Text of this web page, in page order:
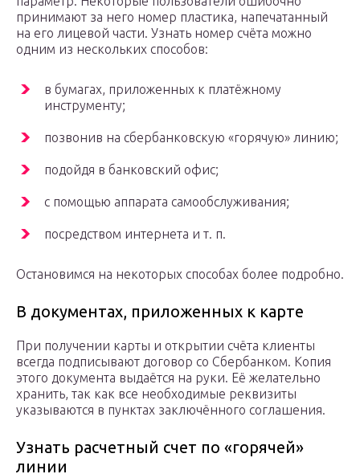
принимают за него номер пластика, напечатанный
на его лицевой части. Узнать номер счёта можно
одним из нескольких способов:
в бумагах, приложенных к платёжному
инструменту;
позвонив на сбербанковскую «горячую» линию;
подойдя в банковский офис;
с помощью аппарата самообслуживания;
посредством интернета и т. п.
Остановимся на некоторых способах более подробно.
В документах, приложенных к карте
При получении карты и открытии счёта клиенты
всегда подписывают договор со Сбербанком. Копия
этого документа выдаётся на руки. Её желательно
хранить, так как все необходимые реквизиты
указываются в пунктах заключённого соглашения.
Узнать расчетный счет по «горячей»
линии